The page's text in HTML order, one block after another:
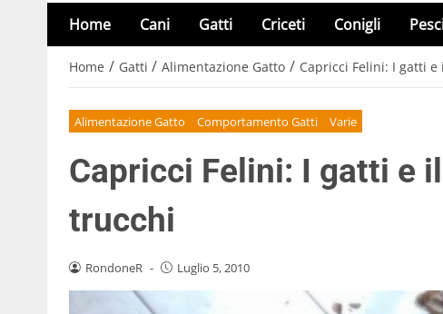
Home Cani Gatti Criceti Conigli
Home / Gatti / Alimentazione Gatto / Capricci Felini: I gatti
Alimentazione Gatto Comportamento Gatti Varie
Capricci Felini: I gatti e
trucchi
RondoneR - Luglio 5, 2010